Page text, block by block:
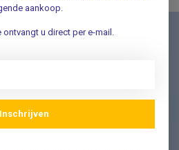
u nu aan ➡️
aankoop.
u direct per e-mail.
Inschrijven